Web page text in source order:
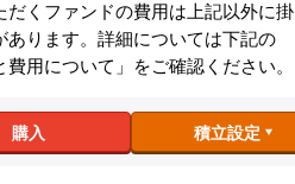
だくファンドの費用は上記以外に掛
あります。詳細については下記の
費用について」をご確認ください。
購入 積立設定